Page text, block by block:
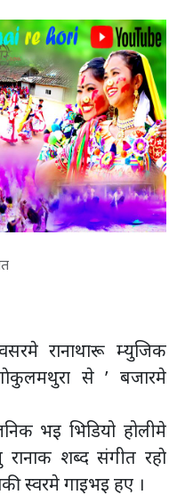
रानाथारू म्युजिक
से ’ बजारमे
भइ भिडियो होलीमे
रानाक शब्द संगीत रहाे
स्वरमे गाइभइ हए ।